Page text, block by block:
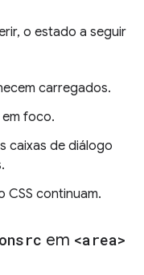
o estado a seguir
carregados.
foco.
caixas de diálogo
CSS continuam.
em <area>